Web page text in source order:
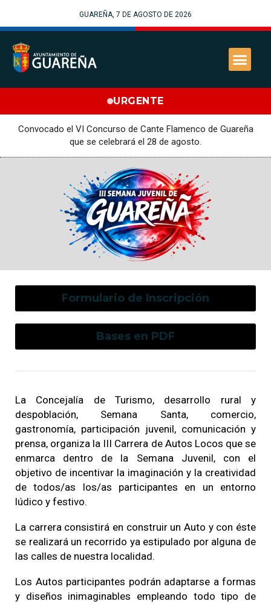
GUAREÑA, 7 DE AGOSTO DE 2026
URGENTE
Convocado el VI Concurso de Cante Flamenco de Guareña
que se celebrará el 28 de agosto.
Formulario de Inscripción
Bases en PDF
La Concejalía de Turismo, desarrollo rural y
despoblación, Semana Santa, comercio,
gastronomía, participación juvenil, comunicación y
prensa, organiza la III Carrera de Autos Locos que se
enmarca dentro de la Semana Juvenil, con el
objetivo de incentivar la imaginación y la creatividad
de todos/as los/as participantes en un entorno
lúdico y festivo.
La carrera consistirá en construir un Auto y con éste
se realizará un recorrido ya estipulado por alguna de
las calles de nuestra localidad.
Los Autos participantes podrán adaptarse a formas
y diseños inimaginables empleando todo tipo de